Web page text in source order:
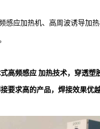
感应加热机、高周波诱导
高频感应 加热技术，穿透
要求高的产品，焊接效果